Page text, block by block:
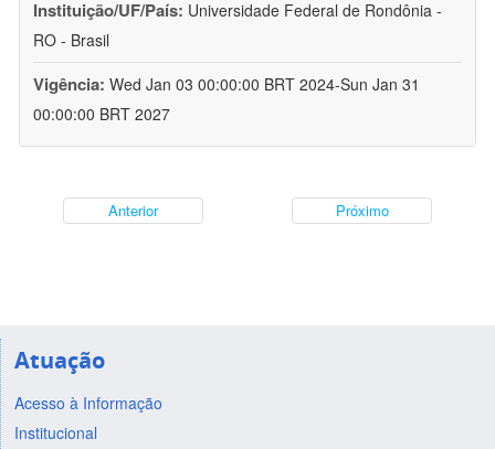
Instituição/UF/País: Universidade Federal de Rondônia -
RO - Brasil
Vigência: Wed Jan 03 00:00:00 BRT 2024-Sun Jan 31
00:00:00 BRT 2027
Anterior Próximo
Atuação
Acesso à Informação
Institucional